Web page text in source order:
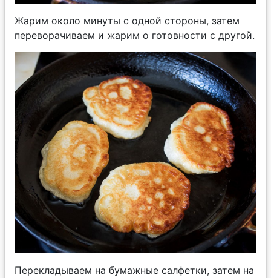
Жарим около минуты с одной стороны, затем
переворачиваем и жарим о готовности с другой.
Перекладываем на бумажные салфетки, затем на